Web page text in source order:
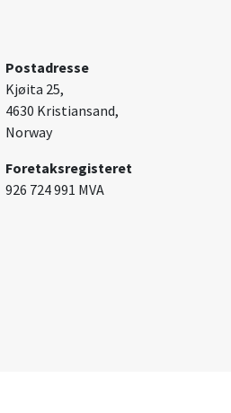
Postadresse
Kjøita 25,
4630 Kristiansand,
Norway
Foretaksregisteret
926 724 991 MVA